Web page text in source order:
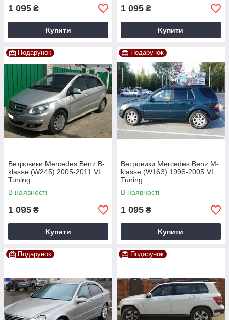
1 095 ₴
Купити
1 095 ₴
Купити
Подарунок
Ветровики Mercedes Benz B-
klasse (W245) 2005-2011 VL
Tuning
В наявності
1 095 ₴
Купити
Подарунок
Ветровики Mercedes Benz M-
klasse (W163) 1996-2005 VL
Tuning
В наявності
1 095 ₴
Купити
Подарунок Подарунок